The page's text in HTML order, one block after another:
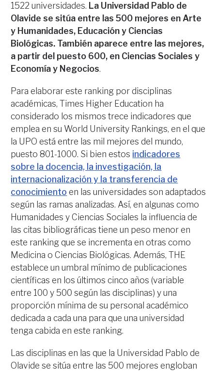
1522 universidades. La Universidad Pablo de
Olavide se sitúa entre las 500 mejores en Arte
y Humanidades, Educación y Ciencias
Biológicas. También aparece entre las mejores,
a partir del puesto 600, en Ciencias Sociales y
Economía y Negocios.
Para elaborar este ranking por disciplinas
académicas, Times Higher Education ha
considerado los mismos trece indicadores que
emplea en su World University Rankings, en el que
la UPO está entre las mil mejores del mundo,
puesto 801-1000. Si bien estos indicadores
sobre la docencia, la investigación, la
internacionalización y la transferencia de
conocimiento en las universidades son adaptados
según las ramas analizadas. Así, en algunas como
Humanidades y Ciencias Sociales la influencia de
las citas bibliográficas tiene un peso menor en
este ranking que se incrementa en otras como
Medicina o Ciencias Biológicas. Además, THE
establece un umbral mínimo de publicaciones
científicas en los últimos cinco años (variable
entre 100 y 500 según las disciplinas) y una
proporción mínima de su personal académico
dedicada a cada una para que una universidad
tenga cabida en este ranking.
Las disciplinas en las que la Universidad Pablo de
Olavide se sitúa entre las 500 mejores engloban